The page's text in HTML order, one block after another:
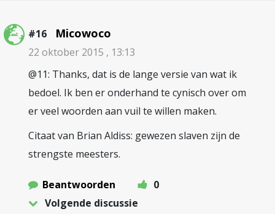
#16 Micowoco
22 oktober 2015 , 13:13
@11: Thanks, dat is de lange versie van wat ik
bedoel. Ik ben er onderhand te cynisch over om
er veel woorden aan vuil te willen maken.
Citaat van Brian Aldiss: gewezen slaven zijn de
strengste meesters.
Beantwoorden
0
Volgende discussie